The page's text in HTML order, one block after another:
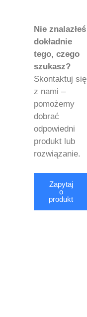
Nie znalazłeś
dokładnie
tego, czego
szukasz?
Skontaktuj się
z nami –
pomożemy
dobrać
odpowiedni
produkt lub
rozwiązanie.
Zapytaj
o
produkt